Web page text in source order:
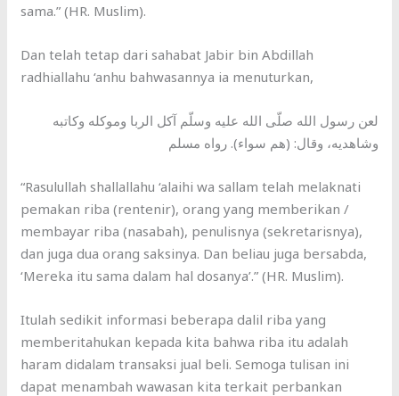
sama.” (HR. Muslim).
Dan telah tetap dari sahabat Jabir bin Abdillah
radhiallahu ‘anhu bahwasannya ia menuturkan,
لعن رسول الله صلّى الله عليه وسلّم آكل الربا وموكله وكاتبه
وشاهديه، وقال: (هم سواء). رواه مسلم
“Rasulullah shallallahu ‘alaihi wa sallam telah melaknati
pemakan riba (rentenir), orang yang memberikan /
membayar riba (nasabah), penulisnya (sekretarisnya),
dan juga dua orang saksinya. Dan beliau juga bersabda,
‘Mereka itu sama dalam hal dosanya’.” (HR. Muslim).
Itulah sedikit informasi beberapa dalil riba yang
memberitahukan kepada kita bahwa riba itu adalah
haram didalam transaksi jual beli. Semoga tulisan ini
dapat menambah wawasan kita terkait perbankan